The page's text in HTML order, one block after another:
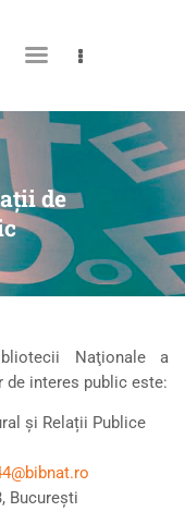
de
Naţionale a
interes public este:
și Relații Publice
București